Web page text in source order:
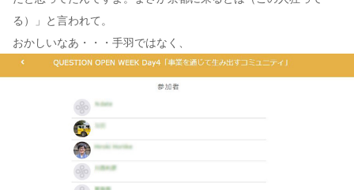
る）」と言われて。
おかしいなあ・・・手羽ではなく、